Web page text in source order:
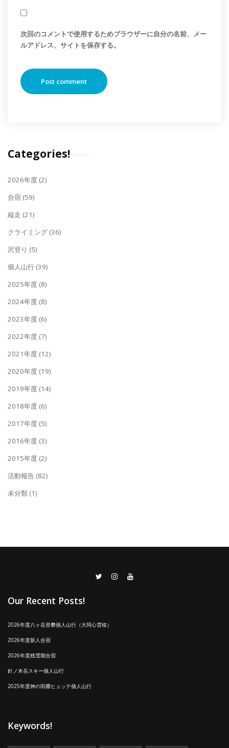
次回のコメントで使用するためブラウザーに自分の名前、メー
ルアドレス、サイトを保存する。
Categories!
2026年度 (2)
合宿 (59)
縦走 (21)
クライミング (36)
沢登り (5)
個人山行 (39)
2025年度 (8)
2024年度 (8)
2023年度 (6)
2022年度 (7)
2021年度 (12)
2020年度 (19)
2019年度 (14)
2018年度 (6)
2017年度 (5)
2016年度 (3)
2015年度 (2)
活動報告 (82)
未分類 (1)
Our Recent Posts!
2026年度八ヶ岳登攀個人山行（大同心雲稜）
2026年度新人合宿
2026年度残雪期合宿
針ノ木岳スキー個人山行
2025年度神の田圃ヒュッテ個人山行
Keywords!